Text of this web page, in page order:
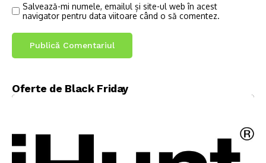
Salvează-mi numele, emailul și site-ul web în acest
navigator pentru data viitoare când o să comentez.
Oferte de Black Friday